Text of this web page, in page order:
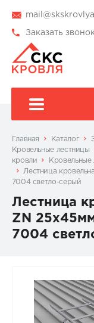
Заказать
Главная Каталог
Кровельные лестницы
кровли
Кровельные
Лестница
7004 светло-серый
Лестница
ZN
7004